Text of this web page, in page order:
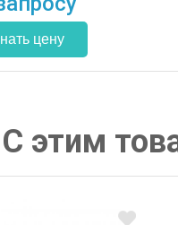
С этим